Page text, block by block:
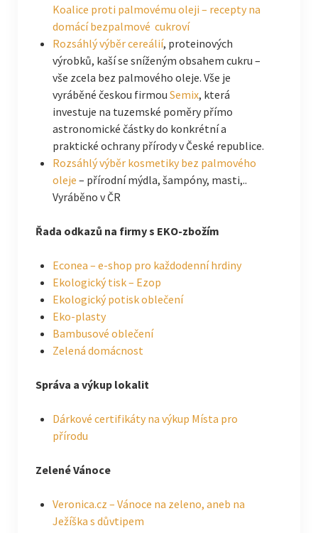
Koalice proti palmovému oleji – recepty na
domácí bezpalmové cukroví
Rozsáhlý výběr cereálií, proteinových
výrobků, kaší se sníženým obsahem cukru –
vše zcela bez palmového oleje. Vše je
vyráběné českou firmou Semix, která
investuje na tuzemské poměry přímo
astronomické částky do konkrétní a
praktické ochrany přírody v České republice.
Rozsáhlý výběr kosmetiky bez palmového
oleje – přírodní mýdla, šampóny, masti,..
Vyráběno v ČR
Řada odkazů na firmy s EKO-zbožím
Econea – e-shop pro každodenní hrdiny
Ekologický tisk – Ezop
Ekologický potisk oblečení
Eko-plasty
Bambusové oblečení
Zelená domácnost
Správa a výkup lokalit
Dárkové certifikáty na výkup Místa pro
přírodu
Zelené Vánoce
Veronica.cz – Vánoce na zeleno, aneb na
Ježíška s důvtipem